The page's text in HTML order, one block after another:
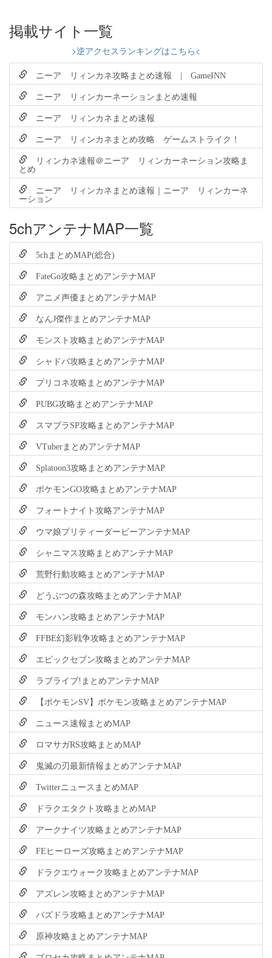
掲載サイト一覧
>逆アクセスランキングはこちら<
ニーア リィンカネ攻略まとめ速報 | GameINN
ニーア リィンカーネーションまとめ速報
ニーア リィンカネまとめ速報
ニーア リィンカネまとめ攻略 ゲームストライク！
リィンカネ速報＠ニーア リィンカーネーション攻略ま
とめ
ニーア リィンカネまとめ速報｜ニーア リィンカーネ
ーション
5chアンテナMAP一覧
5chまとめMAP(総合)
FateGo攻略まとめアンテナMAP
アニメ声優まとめアンテナMAP
なんJ傑作まとめアンテナMAP
モンスト攻略まとめアンテナMAP
シャドバ攻略まとめアンテナMAP
プリコネ攻略まとめアンテナMAP
PUBG攻略まとめアンテナMAP
スマブラSP攻略まとめアンテナMAP
VTuberまとめアンテナMAP
Splatoon3攻略まとめアンテナMAP
ポケモンGO攻略まとめアンテナMAP
フォートナイト攻略アンテナMAP
ウマ娘プリティーダービーアンテナMAP
シャニマス攻略まとめアンテナMAP
荒野行動攻略まとめアンテナMAP
どうぶつの森攻略まとめアンテナMAP
モンハン攻略まとめアンテナMAP
FFBE幻影戦争攻略まとめアンテナMAP
エピックセブン攻略まとめアンテナMAP
ラブライブ!まとめアンテナMAP
【ポケモンSV】ポケモン攻略まとめアンテナMAP
ニュース速報まとめMAP
ロマサガRS攻略まとめMAP
鬼滅の刃最新情報まとめアンテナMAP
TwitterニュースまとめMAP
ドラクエタクト攻略まとめMAP
アークナイツ攻略まとめアンテナMAP
FEヒーローズ攻略まとめアンテナMAP
ドラクエウォーク攻略まとめアンテナMAP
アズレン攻略まとめアンテナMAP
パズドラ攻略まとめアンテナMAP
原神攻略まとめアンテナMAP